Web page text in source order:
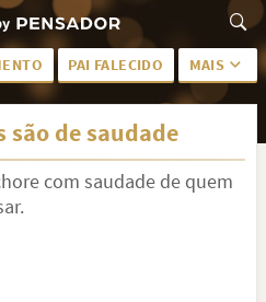
PAI FALECIDO MAIS
PALAVRAS
DESCANSE EM PAZ
são de saudade
com saudade de quem